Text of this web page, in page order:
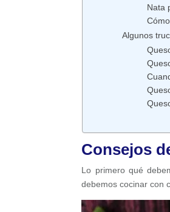
Nata
Algunos
Consejos
Lo primero qué
debemos cocinar con